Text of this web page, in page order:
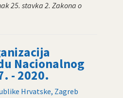
25. stavka 2. Zakona o
Nacionalnog
- 2020.
Hrvatske, Zagreb